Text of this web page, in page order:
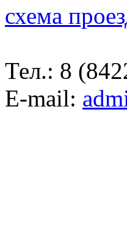
схема
Тел.: 8
E-mail: